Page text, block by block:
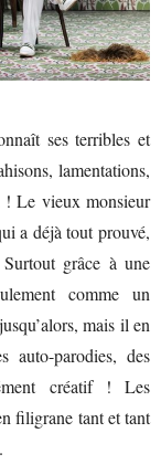
ses terribles et
lamentations,
! Le vieux monsieur
a déjà tout prouvé,
grâce à une
comme un
mais il en
auto-parodies, des
créatif ! Les
filigrane tant et tant